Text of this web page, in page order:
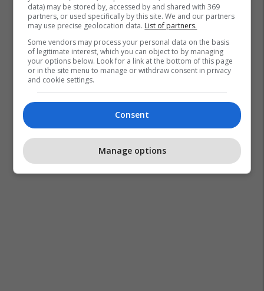
Joao Cancelo Al Hilal Barcelona
data) may be stored by, accessed by and shared with 369
partners, or used specifically by this site. We and our partners
may use precise geolocation data. List of partners.
Some vendors may process your personal data on the basis
of legitimate interest, which you can object to by managing
your options below. Look for a link at the bottom of this page
or in the site menu to manage or withdraw consent in privacy
and cookie settings.
Consent
Manage options